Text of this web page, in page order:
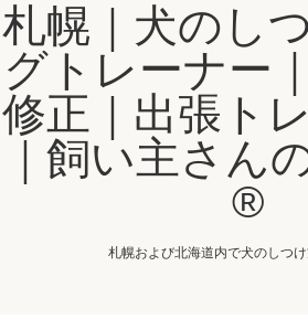
札幌｜犬のし
グトレーナー
修正｜出張ト
｜飼い主さん
®️
札幌および北海道内で犬のしつけ